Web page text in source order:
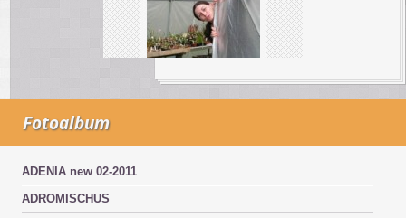
Fotoalbum
ADENIA new 02-2011
ADROMISCHUS